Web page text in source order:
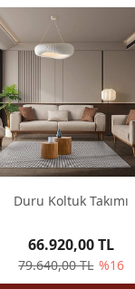
Duru Koltuk Takımı
79.640,00 TL %16
66.920,00 TL